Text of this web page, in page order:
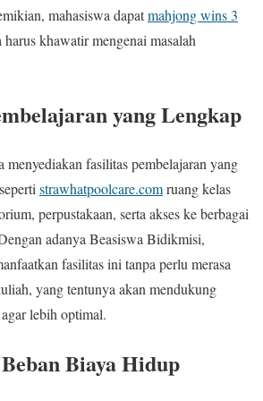
mahasiswa dapatmahjong wins 3
khawatir mengenai masalah
yang Lengkap
menyediakan fasilitas pembelajaran yang
strawhatpoolcare.comruang kelas
perpustakaan, serta akses ke berbagai
adanya Beasiswa Bidikmisi,
fasilitas ini tanpa perlu merasa
yang tentunya akan mendukung
lebih optimal.
Biaya Hidup